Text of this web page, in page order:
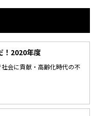
！2020年度
会に貢献・高齢化時代の不